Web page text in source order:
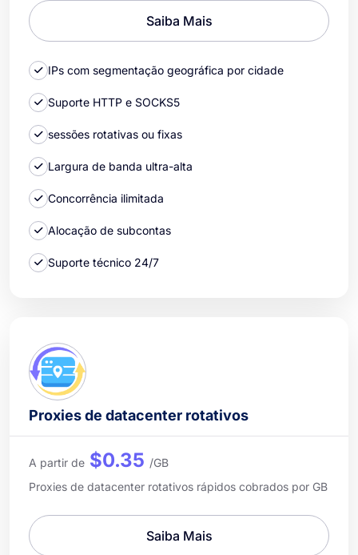
Saiba Mais
IPs com segmentação geográfica por cidade
Suporte HTTP e SOCKS5
sessões rotativas ou fixas
Largura de banda ultra-alta
Concorrência ilimitada
Alocação de subcontas
Suporte técnico 24/7
Proxies de datacenter rotativos
A partir de $0.35 /GB
Proxies de datacenter rotativos rápidos cobrados por GB
Saiba Mais